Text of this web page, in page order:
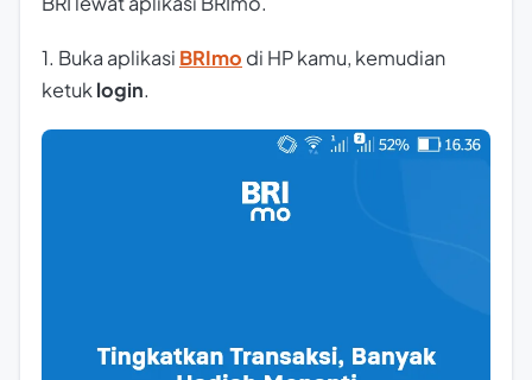
1. Buka aplikasi BRImo di HP kamu, kemudian
ketuk login.